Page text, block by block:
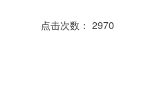
点击次数：2970